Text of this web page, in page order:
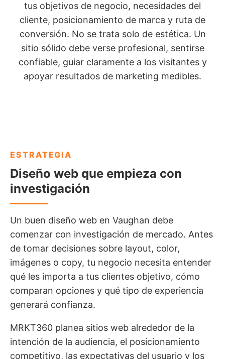
tus objetivos de negocio, necesidades del
cliente, posicionamiento de marca y ruta de
conversión. No se trata solo de estética. Un
sitio sólido debe verse profesional, sentirse
confiable, guiar claramente a los visitantes y
apoyar resultados de marketing medibles.
ESTRATEGIA
Diseño web que empieza con
investigación
Un buen diseño web en Vaughan debe
comenzar con investigación de mercado. Antes
de tomar decisiones sobre layout, color,
imágenes o copy, tu negocio necesita entender
qué les importa a tus clientes objetivo, cómo
comparan opciones y qué tipo de experiencia
generará confianza.
MRKT360 planea sitios web alrededor de la
intención de la audiencia, el posicionamiento
competitivo, las expectativas del usuario y los